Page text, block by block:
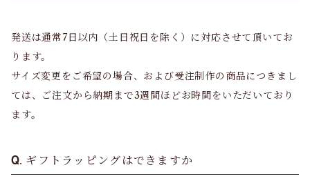
発送は通常7日以内（土日祝日を除く）に対応させて頂いてお
ります。
サイズ変更をご希望の場合、および受注制作の商品につきまし
ては、ご注文から納期まで3週間ほどお時間をいただいており
ます。
ギフトラッピングはできますか